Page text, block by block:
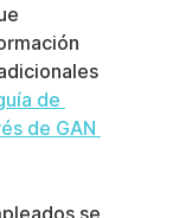
de
de GAN